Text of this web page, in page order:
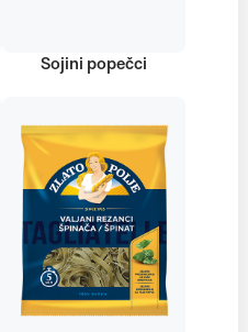
Sojini popečci